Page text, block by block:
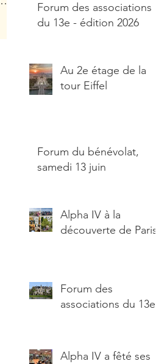
Forum des associations
du 13e - édition 2026
Au 2e étage de la
tour Eiffel
Forum du bénévolat,
samedi 13 juin
Alpha IV à la
découverte de Paris
Forum des
associations du 13e
Alpha IV a fêté ses